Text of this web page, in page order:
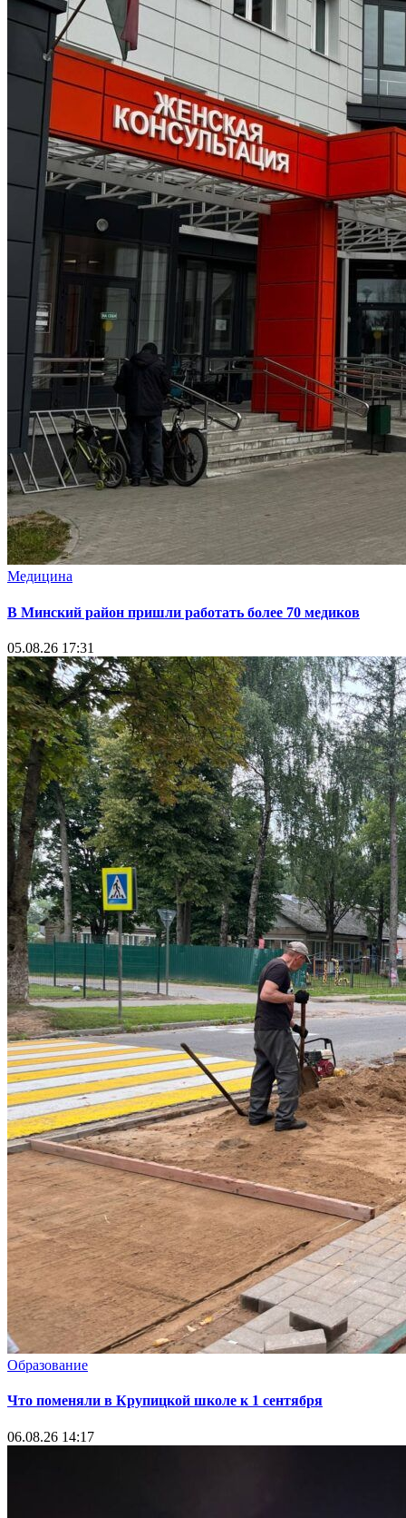
Медицина
В Минский район пришли работать более 70 медиков
05.08.26 17:31
Образование
Что поменяли в Крупицкой школе к 1 сентября
06.08.26 14:17